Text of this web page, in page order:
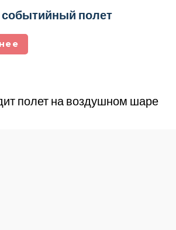
событийный полет
полет на воздушном шаре